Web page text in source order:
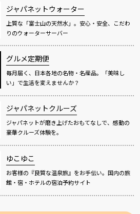
ジャパネットウォーター
上質な「富士山の天然水」。安心・安全、こだわ
りのウォーターサーバー
グルメ定期便
毎月届く、日本各地の名物・名産品。「美味し
い」で生活を変えませんか？
ジャパネットクルーズ
ジャパネットが磨き上げたおもてなしで、感動の
豪華クルーズ体験を。
ゆこゆこ
お客様の『良質な温泉旅』をお手伝い。国内の旅
館・宿・ホテルの宿泊予約サイト